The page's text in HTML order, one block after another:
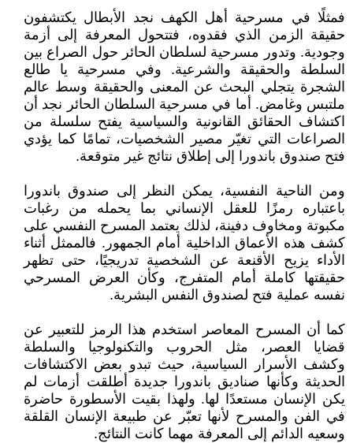
فمثلًا في مسرحية أهل الكهف نجد الأبطال يكتشفون
حقيقة الزمن الذي فقدوه، فتتحول المعرفة إلى أزمة
وجودية. وتدور مسرحية لسلطان الحائر حول الصراع بين
السلطة والحقيقة والشرعية. وفي مسرحية يا طالع
الشجرة يتجلي البحث عن المعنى والحقيقة وسط عالم
ملتبس وغامض. أما في مسرحية السلطان الحائر نجد أن
اكتشاف الحقائق القانونية والسياسية يفتح سلسلة من
الصراعات التي تغيّر مصير الشخصيات، تمامًا كما يؤدي
فتح صندوق باندورا إلى إطلاق نتائج غير متوقعة.
ومن الناحية النفسية، يمكن النظر إلى صندوق باندورا
باعتباره رمزًا للعقل الإنساني بما يحمله من رغبات
مكبوتة ومخاوف دفينة، لذلك يعتمد المسرح النفسي على
كشف هذه الأعماق الداخلية أمام الجمهور. فالممثل أثناء
الأداء يزيح الأقنعة عن الشخصية تدريجيًا، حتى تظهر
حقيقتها كاملة أمام المتفرج، وكأن العرض المسرحي
نفسه عملية فتح لصندوق النفس البشرية.
كما أن المسرح المعاصر استخدم هذا الرمز للتعبير عن
قضايا العصر، مثل الحروب والتكنولوجيا والسلطة
وكشف الأسرار السياسية، حيث تبدو بعض الاكتشافات
الحديثة وكأنها صناديق باندورا جديدة أطلقت أزمات لم
يكن الإنسان مستعدًا لها. ولهذا بقيت الأسطورة حاضرة
في الفن والمسرح لأنها تعبّر عن طبيعة الإنسان القلقة
وسعيه الدائم إلى المعرفة مهما كانت النتائج.